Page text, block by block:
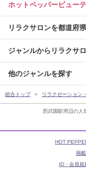
西武園駅周辺の人
ホットペッパービュー
リラクサロンを都道府
ジャンルからリラクサ
他のジャンルを探す
総合トップ リラクゼーション
HOT
掲
ID・会員規